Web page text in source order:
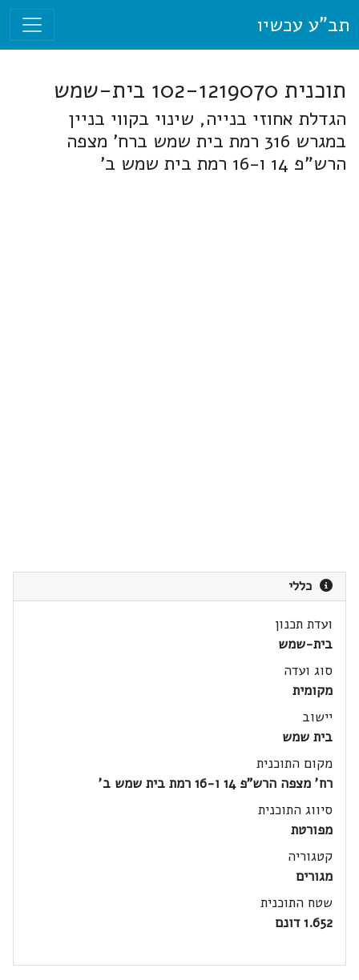
תב"ע עכשיו
תוכנית 102-1219070 בית-שמש
הגדלת אחוזי בנייה, שינוי בקווי בניין
במגרש 316 רמת בית שמש ברח' מצפה
הרש"פ 14 ו-16 רמת בית שמש ב'
כללי
ועדת תכנון
בית-שמש
סוג ועדה
מקומית
יישוב
בית שמש
מקום התוכנית
רח' מצפה הרש"פ 14 ו-16 רמת בית שמש ב'
סיווג התוכנית
מפורטת
קטגוריה
מגורים
שטח התוכנית
1.652 דונם